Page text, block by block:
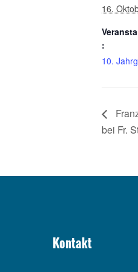
16.
:
10.
bei Fr.
Kontakt